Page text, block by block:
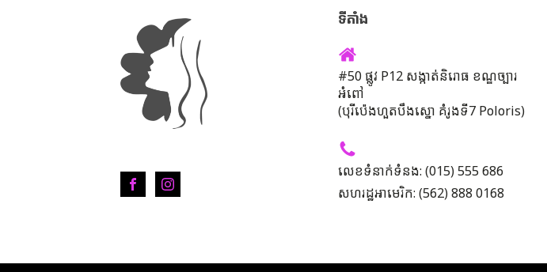
ទីតាំង
#50 ផ្លូវ P12 សង្កាត់និរោធ ខណ្ឌច្បារ
អំពៅ
(បុរីប៉េងហួតបឹងស្នោ គំរូងទី7 Poloris)
លេខទំនាក់ទំនង: (015) 555 686
សហរដ្ឋអាមេរិក: (562) 888 0168